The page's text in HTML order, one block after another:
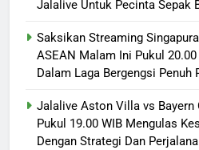
Jalalive Untuk Pecinta Sepak
Saksikan Streaming
ASEAN Malam Ini Pukul
Dalam Laga Bergengsi Penuh
Jalalive Aston Villa vs Bayern
Pukul 19.00 WIB Mengulas
Dengan Strategi Dan